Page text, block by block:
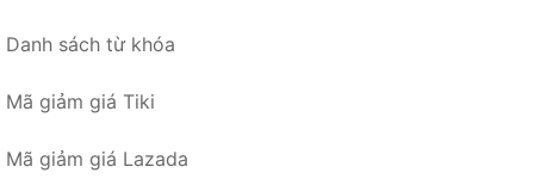
Danh sách từ khóa
Mã giảm giá Tiki
Mã giảm giá Lazada